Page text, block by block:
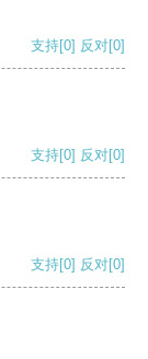
支持[0] 反对[0]
支持[0] 反对[0]
支持[0] 反对[0]